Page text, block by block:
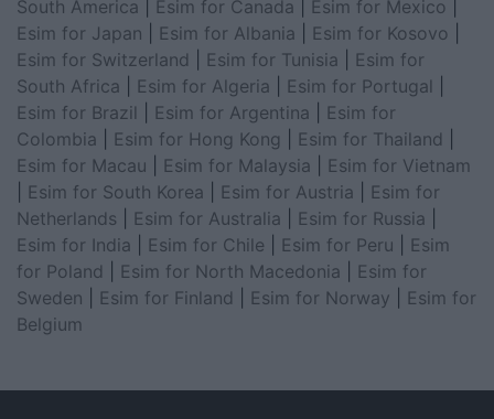
South America
Esim for Canada Esim for Mexico
Esim for Japan
Esim for Albania Esim for Kosovo
Esim for Switzerland
Esim for Tunisia
Esim for
South Africa
Esim for Algeria Esim for Portugal
Esim for Brazil
Esim for Argentina
Esim for
Colombia
Esim for Hong Kong Esim for Thailand
Esim for Macau
Esim for Malaysia
Esim for Vietnam
Esim for South Korea Esim for Austria
Esim for
Netherlands
Esim for Australia Esim for Russia
Esim for India
Esim for Chile Esim for Peru
Esim
for Poland
Esim for North Macedonia
Esim for
Sweden
Esim for Finland Esim for Norway
Esim for
Belgium